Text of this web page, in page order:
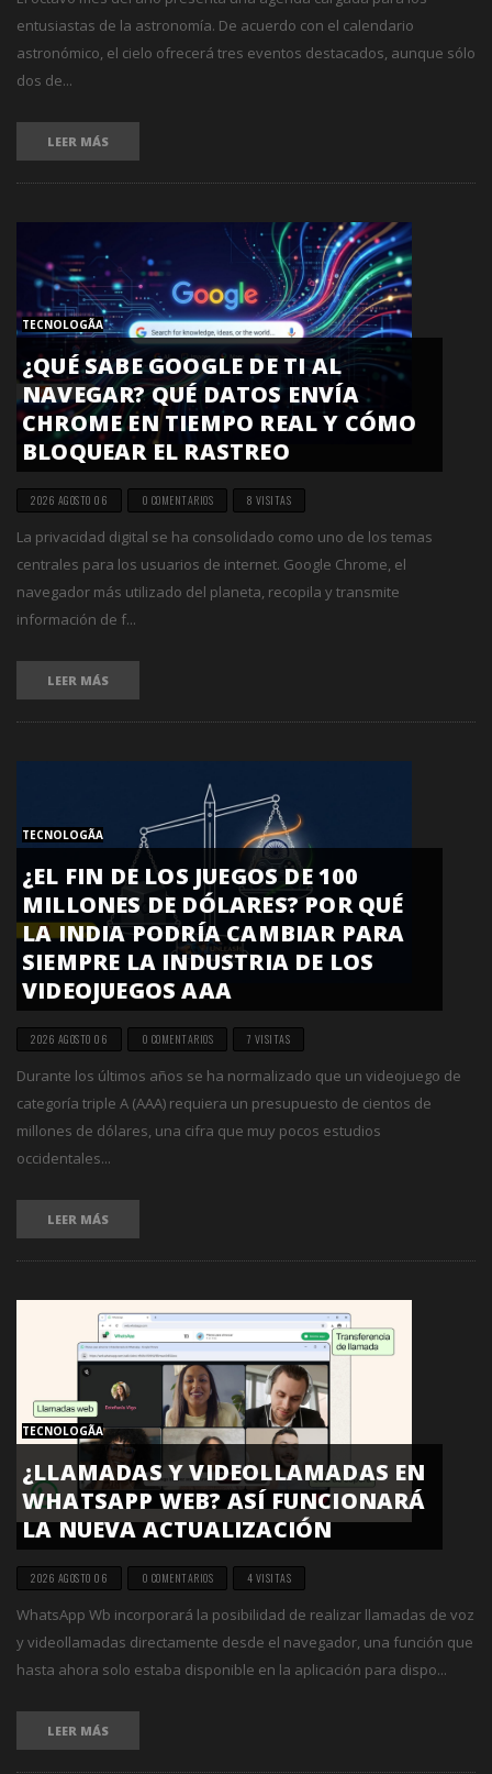
entusiastas de la astronomía. De acuerdo con el calendario
astronómico, el cielo ofrecerá tres eventos destacados, aunque sólo
dos de...
LEER MÁS
TECNOLOGÃ­A
¿QUÉ SABE GOOGLE DE TI AL
NAVEGAR? QUÉ DATOS ENVÍA
CHROME EN TIEMPO REAL Y CÓMO
BLOQUEAR EL RASTREO
2026 AGOSTO 06 0 COMENTARIOS 8 VISITAS
La privacidad digital se ha consolidado como uno de los temas
centrales para los usuarios de internet. Google Chrome, el
navegador más utilizado del planeta, recopila y transmite
información de f...
LEER MÁS
TECNOLOGÃ­A
¿EL FIN DE LOS JUEGOS DE 100
MILLONES DE DÓLARES? POR QUÉ
LA INDIA PODRÍA CAMBIAR PARA
SIEMPRE LA INDUSTRIA DE LOS
VIDEOJUEGOS AAA
2026 AGOSTO 06 0 COMENTARIOS 7 VISITAS
Durante los últimos años se ha normalizado que un videojuego de
categoría triple A (AAA) requiera un presupuesto de cientos de
millones de dólares, una cifra que muy pocos estudios
occidentales...
LEER MÁS
TECNOLOGÃ­A
¿LLAMADAS Y VIDEOLLAMADAS EN
WHATSAPP WEB? ASÍ FUNCIONARÁ
LA NUEVA ACTUALIZACIÓN
2026 AGOSTO 06 0 COMENTARIOS 4 VISITAS
WhatsApp Wb incorporará la posibilidad de realizar llamadas de voz
y videollamadas directamente desde el navegador, una función que
hasta ahora solo estaba disponible en la aplicación para dispo...
LEER MÁS